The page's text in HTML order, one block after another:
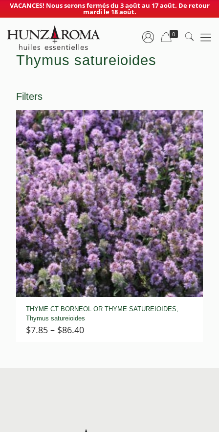
VACANCES! Nous serons fermés du 3 août au 17 août. De retour
mardi le 18 août.
0
Thymus satureioides
Filters
THYME CT BORNEOL OR THYME SATUREIOIDES,
Thymus satureioides
$7.85 – $86.40Price